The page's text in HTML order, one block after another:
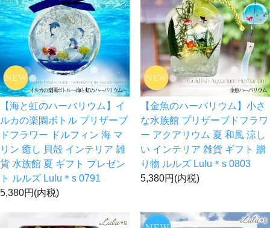
【海と虹のハーバリウム】イ
ルカの楽園ボトル プリザーブ
ドフラワー ドルフィン 海 マ
リン 癒し 貝殻 インテリア 雑
貨 水族館 夏 ギフト プレゼン
ト ルルズ Lulu＊s 0791
5,380円(内税)
【金魚のハーバリウム】小さ
な水族館 プリザーブドフラワ
ー アクアリウム 夏 和風 涼し
い インテリア 雑貨 ギフト 贈
り物 ルルズ Lulu＊s 0803
5,380円(内税)